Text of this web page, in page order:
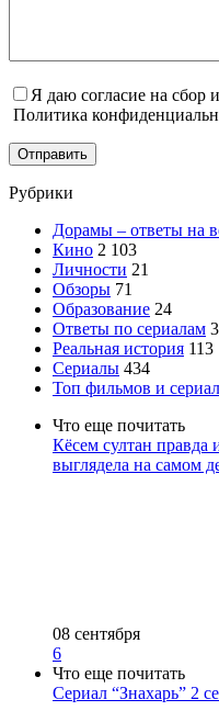
Я даю согласие на сбор
Политика
Отправить
Рубрики
Дорамы – ответы на
Кино 2 103
Личности 21
Обзоры 71
Образование 24
Ответы по сериалам
Реальная история 113
Сериалы 434
Топ фильмов и
Что еще почитать
Кёсем султан правда
выглядела на самом
08 сентября
6
Что еще почитать
Сериал “Знахарь” 2